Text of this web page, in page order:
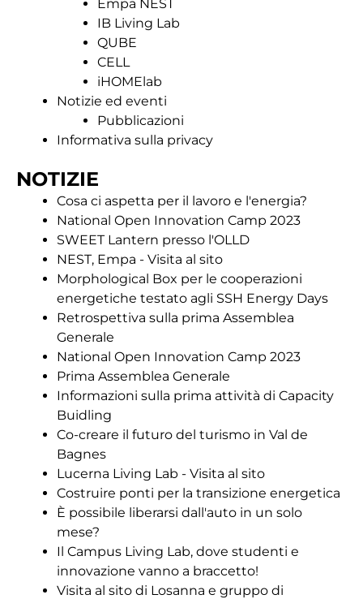
Empa NEST
IB Living Lab
QUBE
CELL
iHOMElab
Notizie ed eventi
Pubblicazioni
Informativa sulla privacy
NOTIZIE
Cosa ci aspetta per il lavoro e l'energia?
National Open Innovation Camp 2023
SWEET Lantern presso l'OLLD
NEST, Empa - Visita al sito
Morphological Box per le cooperazioni
energetiche testato agli SSH Energy Days
Retrospettiva sulla prima Assemblea
Generale
National Open Innovation Camp 2023
Prima Assemblea Generale
Informazioni sulla prima attività di Capacity
Buidling
Co-creare il futuro del turismo in Val de
Bagnes
Lucerna Living Lab - Visita al sito
Costruire ponti per la transizione energetica
È possibile liberarsi dall'auto in un solo
mese?
Il Campus Living Lab, dove studenti e
innovazione vanno a braccetto!
Visita al sito di Losanna e gruppo di